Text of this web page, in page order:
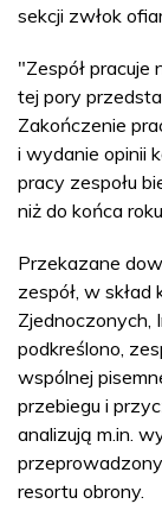
sekcji zwłok
"Zespół pracuje
tej pory
Zakończenie
i wydanie opinii
pracy zespołu
niż do końca
Przekazane
zespół, w
Zjednoczonych,
podkreślono,
wspólnej
przebiegu i
analizują m.in.
resortu obrony.